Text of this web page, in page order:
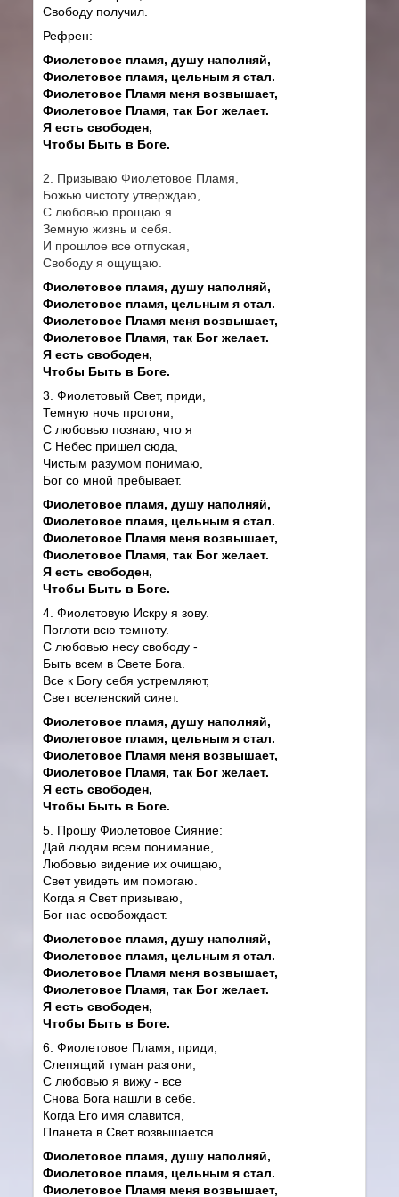
Свободу получил.
Рефрен:
Фиолетовое пламя, душу наполняй,
Фиолетовое пламя, цельным я стал.
Фиолетовое Пламя меня возвышает,
Фиолетовое Пламя, так Бог желает.
Я есть свободен,
Чтобы Быть в Боге.
2. Призываю Фиолетовое Пламя,
Божью чистоту утверждаю,
С любовью прощаю я
Земную жизнь и себя.
И прошлое все отпуская,
Свободу я ощущаю.
Фиолетовое пламя, душу наполняй,
Фиолетовое пламя, цельным я стал.
Фиолетовое Пламя меня возвышает,
Фиолетовое Пламя, так Бог желает.
Я есть свободен,
Чтобы Быть в Боге.
3. Фиолетовый Свет, приди,
Темную ночь прогони,
С любовью познаю, что я
С Небес пришел сюда,
Чистым разумом понимаю,
Бог со мной пребывает.
Фиолетовое пламя, душу наполняй,
Фиолетовое пламя, цельным я стал.
Фиолетовое Пламя меня возвышает,
Фиолетовое Пламя, так Бог желает.
Я есть свободен,
Чтобы Быть в Боге.
4. Фиолетовую Искру я зову.
Поглоти всю темноту.
С любовью несу свободу -
Быть всем в Свете Бога.
Все к Богу себя устремляют,
Свет вселенский сияет.
Фиолетовое пламя, душу наполняй,
Фиолетовое пламя, цельным я стал.
Фиолетовое Пламя меня возвышает,
Фиолетовое Пламя, так Бог желает.
Я есть свободен,
Чтобы Быть в Боге.
5. Прошу Фиолетовое Сияние:
Дай людям всем понимание,
Любовью видение их очищаю,
Свет увидеть им помогаю.
Когда я Свет призываю,
Бог нас освобождает.
Фиолетовое пламя, душу наполняй,
Фиолетовое пламя, цельным я стал.
Фиолетовое Пламя меня возвышает,
Фиолетовое Пламя, так Бог желает.
Я есть свободен,
Чтобы Быть в Боге.
6. Фиолетовое Пламя, приди,
Слепящий туман разгони,
С любовью я вижу - все
Снова Бога нашли в себе.
Когда Его имя славится,
Планета в Свет возвышается.
Фиолетовое пламя, душу наполняй,
Фиолетовое пламя, цельным я стал.
Фиолетовое Пламя меня возвышает,